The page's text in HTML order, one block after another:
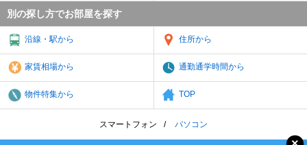
別の探し方でお部屋を探す
沿線・駅から 住所から
家賃相場から 通勤通学時間から
物件特集から TOP
スマートフォン パソコン